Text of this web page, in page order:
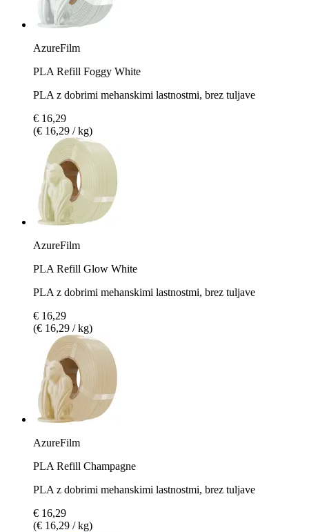
AzureFilm
PLA Refill Foggy White
PLA z dobrimi mehanskimi lastnostmi, brez tuljave
€ 16,29
(€ 16,29 / kg)
AzureFilm
PLA Refill Glow White
PLA z dobrimi mehanskimi lastnostmi, brez tuljave
€ 16,29
(€ 16,29 / kg)
AzureFilm
PLA Refill Champagne
PLA z dobrimi mehanskimi lastnostmi, brez tuljave
€ 16,29
(€ 16,29 / kg)